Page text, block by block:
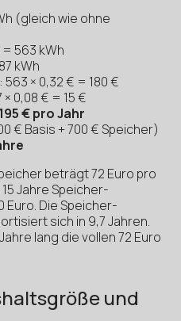
(gleich wie ohne
563 kWh
kWh
× 0,32 € = 180 €
0,08 € = 15 €
€ pro Jahr
€ Basis + 700 € Speicher)
beträgt 72 Euro pro
Jahre Speicher-
Euro. Die Speicher-
sich in 9,7 Jahren.
lang die vollen 72 Euro
und